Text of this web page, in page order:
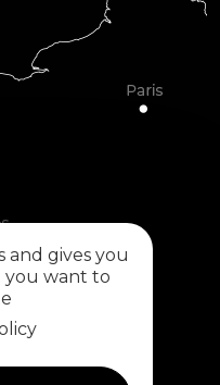
and gives you
want to